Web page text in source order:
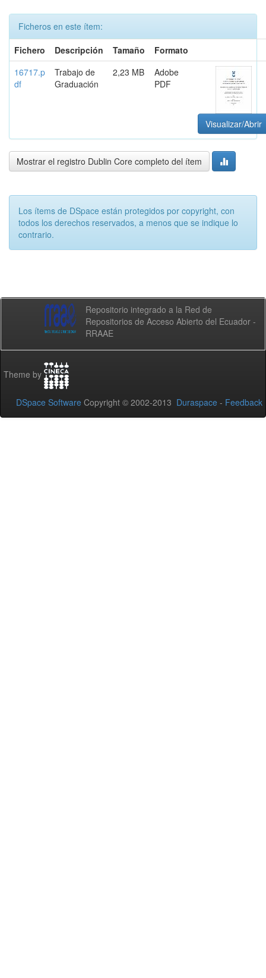
Ficheros en este ítem:
Fichero
Descripción Tamaño
Formato
16717.p
df
Trabajo de
Graduación
2,23 MB
Adobe
PDF
Visualizar/Abrir
Mostrar el registro Dublin Core completo del ítem
Los ítems de DSpace están protegidos por copyright, con
todos los derechos reservados, a menos que se indique lo
contrario.
Repositorio integrado a la Red de
Repositorios de Acceso Abierto del Ecuador -
RRAAE
Theme by
DSpace Software Copyright © 2002-2013 Duraspace - Feedback